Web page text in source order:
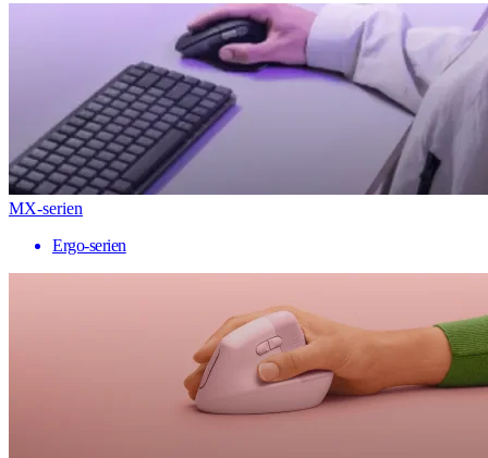
MX-serien
Ergo-serien